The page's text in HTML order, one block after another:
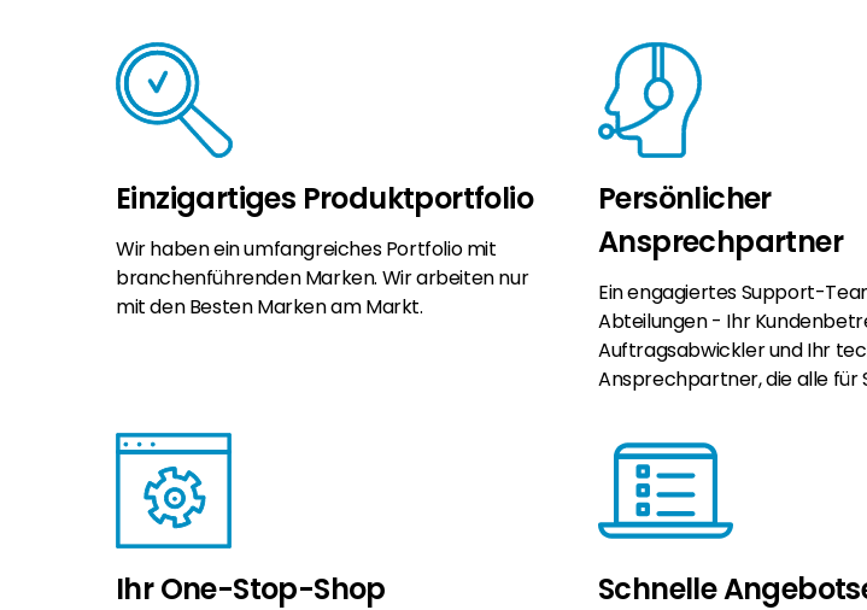
Einzigartiges Produktportfolio
Wir haben ein umfangreiches Portfolio mit
branchenführenden Marken. Wir arbeiten nur
mit den Besten Marken am Markt.
Persönlicher
Ansprechpartner
Ein engagiertes Support-
Abteilungen - Ihr
Auftragsabwickler und Ihr
Ansprechpartner, die alle für
Ihr One-Stop-Shop Schnelle